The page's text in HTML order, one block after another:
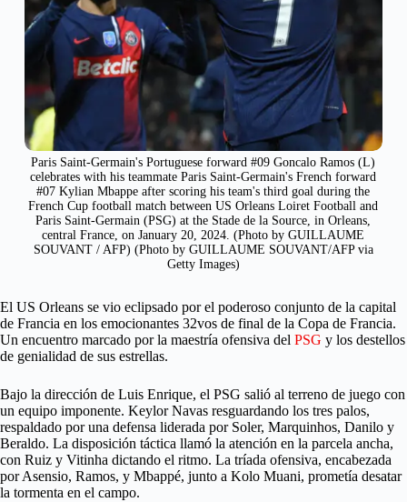
Paris Saint-Germain's Portuguese forward #09 Goncalo Ramos (L)
celebrates with his teammate Paris Saint-Germain's French forward
#07 Kylian Mbappe after scoring his team's third goal during the
French Cup football match between US Orleans Loiret Football and
Paris Saint-Germain (PSG) at the Stade de la Source, in Orleans,
central France, on January 20, 2024. (Photo by GUILLAUME
SOUVANT / AFP) (Photo by GUILLAUME SOUVANT/AFP via
Getty Images)
El US Orleans se vio eclipsado por el poderoso conjunto de la capital
de Francia en los emocionantes 32vos de final de la Copa de Francia.
Un encuentro marcado por la maestría ofensiva del PSG y los destellos
de genialidad de sus estrellas.
Bajo la dirección de Luis Enrique, el PSG salió al terreno de juego con
un equipo imponente. Keylor Navas resguardando los tres palos,
respaldado por una defensa liderada por Soler, Marquinhos, Danilo y
Beraldo. La disposición táctica llamó la atención en la parcela ancha,
con Ruiz y Vitinha dictando el ritmo. La tríada ofensiva, encabezada
por Asensio, Ramos, y Mbappé, junto a Kolo Muani, prometía desatar
la tormenta en el campo.